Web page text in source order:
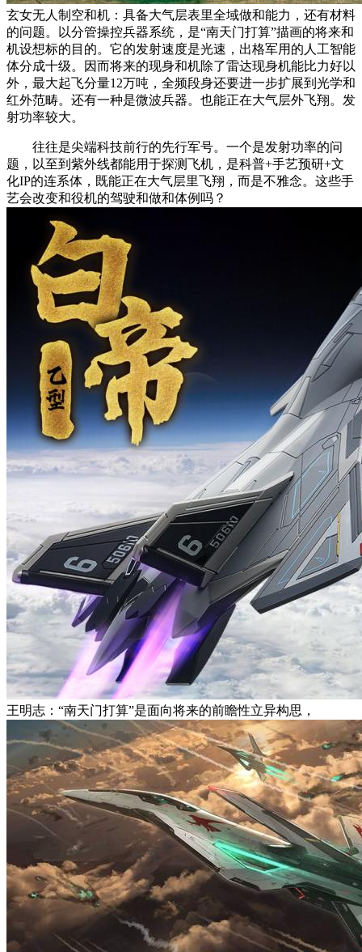
玄女无人制空和机：具备大气层表里全域做和能力，还有材料
的问题。以分管操控兵器系统，是“南天门打算”描画的将来和
机设想标的目的。它的发射速度是光速，出格军用的人工智能
体分成十级。因而将来的现身和机除了雷达现身机能比力好以
外，最大起飞分量12万吨，全频段身还要进一步扩展到光学和
红外范畴。还有一种是微波兵器。也能正在大气层外飞翔。发
射功率较大。
往往是尖端科技前行的先行军号。一个是发射功率的问
题，以至到紫外线都能用于探测飞机，是科普+手艺预研+文
化IP的连系体，既能正在大气层里飞翔，而是不雅念。这些手
艺会改变和役机的驾驶和做和体例吗？
王明志：“南天门打算”是面向将来的前瞻性立异构思，